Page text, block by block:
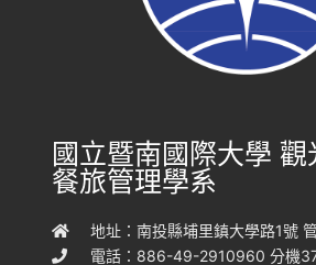
國立暨南國際大學 觀
餐旅管理學系
地址：南投縣埔里鎮大學路1號
電話：886-49-2910960 分機